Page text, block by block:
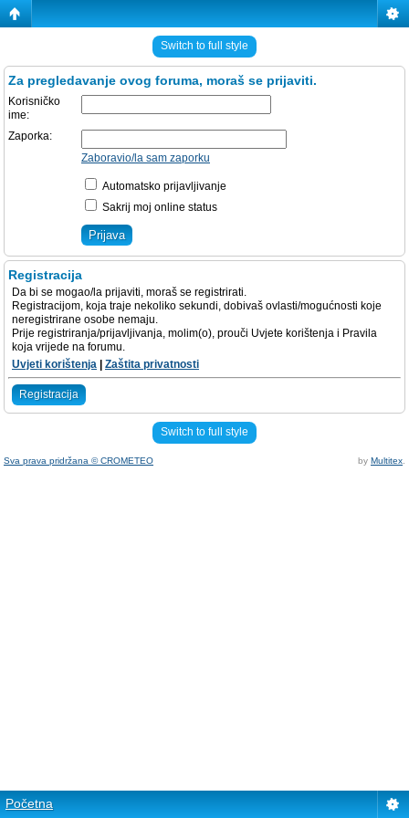
Switch to full style
Za pregledavanje ovog foruma, moraš se prijaviti.
Korisničko
ime:
Zaporka:
Zaboravio/la sam zaporku
Automatsko prijavljivanje
Sakrij moj online status
Registracija
Da bi se mogao/la prijaviti, moraš se registrirati.
Registracijom, koja traje nekoliko sekundi, dobivaš ovlasti/mogućnosti koje
neregistrirane osobe nemaju.
Prije registriranja/prijavljivanja, molim(o), prouči Uvjete korištenja i Pravila
koja vrijede na forumu.
Uvjeti korištenja
Zaštita privatnosti
Registracija
Switch to full style
Sva prava pridržana © CROMETEO by Multitex
Početna